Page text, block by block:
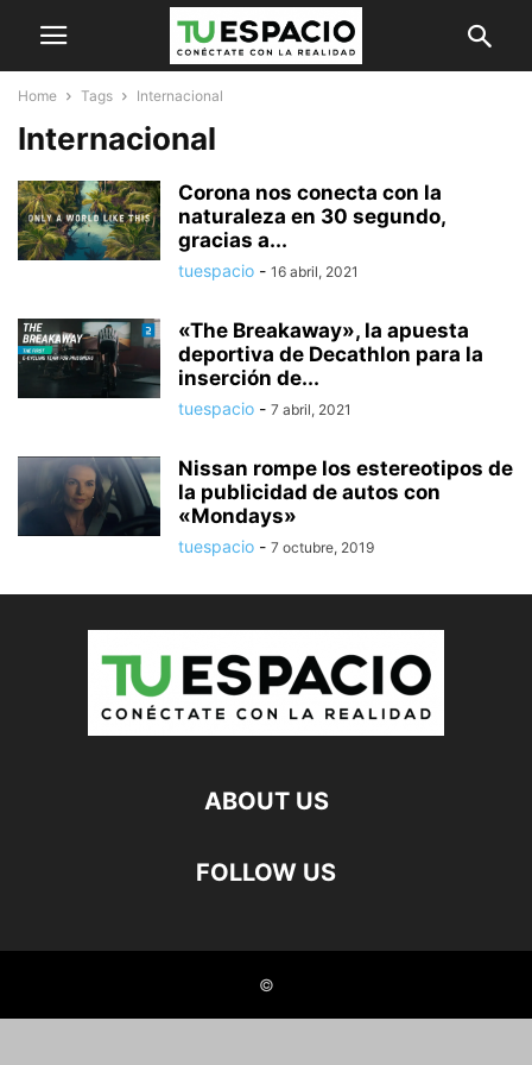
Home Tags Internacional
Internacional
Corona nos conecta con la
naturaleza en 30 segundo,
gracias a...
tuespacio - 16 abril, 2021
«The Breakaway», la apuesta
deportiva de Decathlon para la
inserción de...
tuespacio - 7 abril, 2021
Nissan rompe los estereotipos de
la publicidad de autos con
«Mondays»
tuespacio - 7 octubre, 2019
ABOUT US
FOLLOW US
©